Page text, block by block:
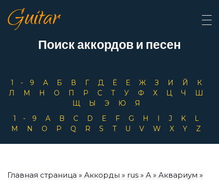
Guitar
Поиск аккордов и песен
1-9 А Б В Г Д Ё Е Ж З И Й
К
Л
М Н О П Р С Т У Ф Х Ц Ч
Ш
Щ
Ы Э Ю
Я
1-9
A B C D E F G H I J K
L
M
N O P Q R S T U V W X Y Z
Главная страница » Аккорды » rus » А » Аквариум »